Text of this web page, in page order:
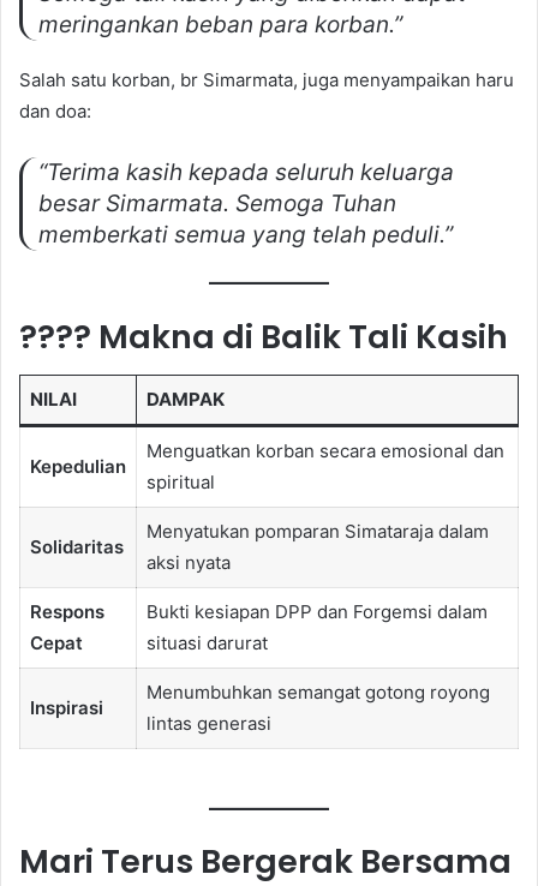
meringankan beban para korban.”
Salah satu korban, br Simarmata, juga menyampaikan haru
dan doa:
“Terima kasih kepada seluruh keluarga
besar Simarmata. Semoga Tuhan
memberkati semua yang telah peduli.”
???? Makna di Balik Tali Kasih
NILAI DAMPAK
Kepedulian
Menguatkan korban secara emosional dan
spiritual
Solidaritas
Menyatukan pomparan Simataraja dalam
aksi nyata
Respons
Cepat
Bukti kesiapan DPP dan Forgemsi dalam
situasi darurat
Inspirasi
Menumbuhkan semangat gotong royong
lintas generasi
Mari Terus Bergerak Bersama